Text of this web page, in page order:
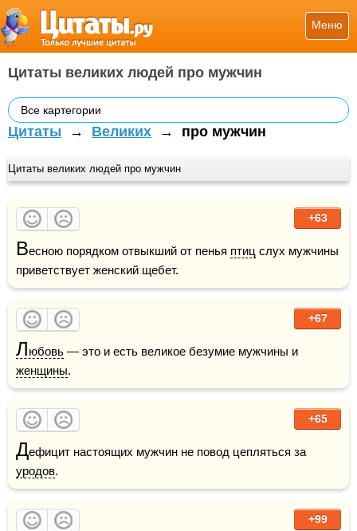
Меню
Цитаты великих людей про мужчин
Все картегории
Цитаты → Великих → про мужчин
Цитаты великих людей про мужчин
+63
Весною порядком отвыкший от пенья птиц слух мужчины
приветствует женский щебет.
+67
Любовь
женщины.
+65
Д
уродов.
+99